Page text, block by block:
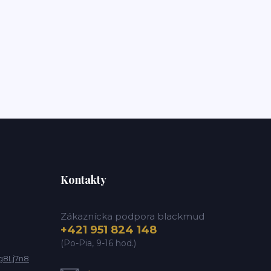
Kontakty
Zákaznícka podpora blackmud
+421 951 824 148
(Po-Pia, 9-16 hod.)